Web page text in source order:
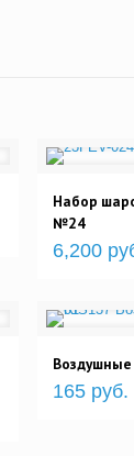
Набор
№24
6,200
165 руб.